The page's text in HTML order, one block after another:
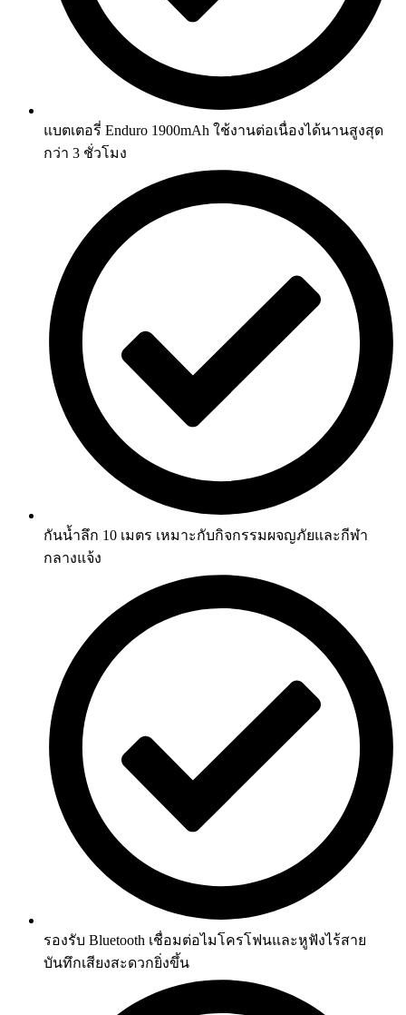
แบตเตอรี่ Enduro 1900mAh ใช้งานต่อเนื่องได้นานสูงสุด
กว่า 3 ชั่วโมง
กันน้ำลึก 10 เมตร เหมาะกับกิจกรรมผจญภัยและกีฬา
กลางแจ้ง
รองรับ Bluetooth เชื่อมต่อไมโครโฟนและหูฟังไร้สาย
บันทึกเสียงสะดวกยิ่งขึ้น